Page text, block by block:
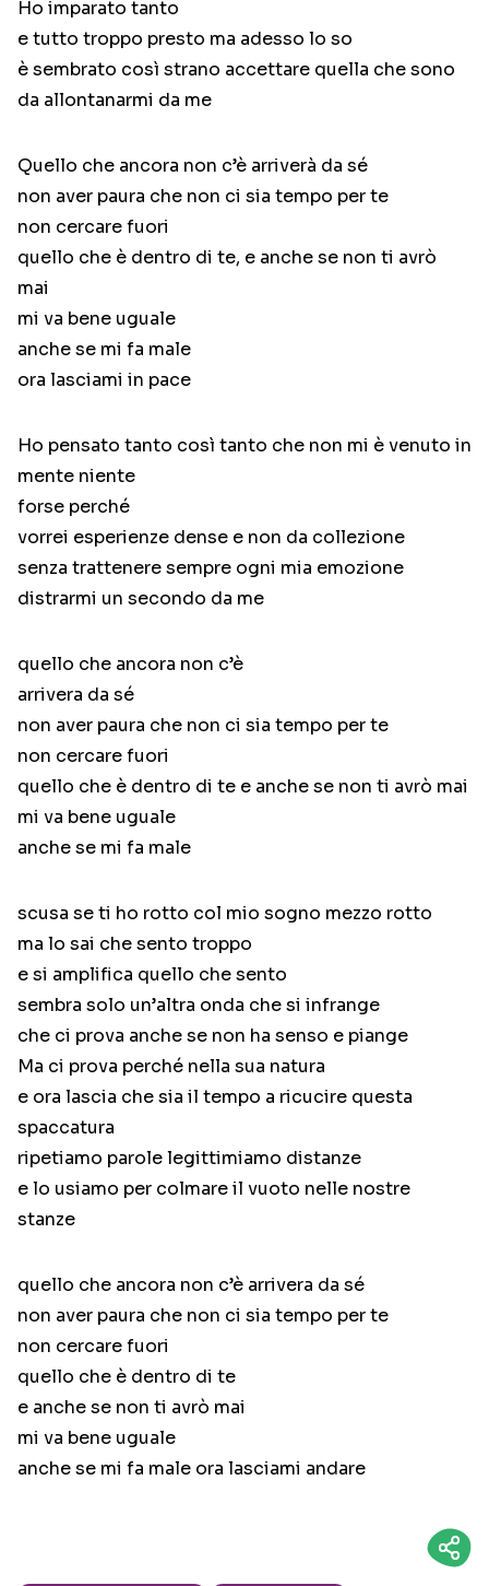
Ho imparato tanto
e tutto troppo presto ma adesso lo so
è sembrato così strano accettare quella che sono
da allontanarmi da me
Quello che ancora non c’è arriverà da sé
non aver paura che non ci sia tempo per te
non cercare fuori
quello che è dentro di te, e anche se non ti avrò
mai
mi va bene uguale
anche se mi fa male
ora lasciami in pace
Ho pensato tanto così tanto che non mi è venuto in
mente niente
forse perché
vorrei esperienze dense e non da collezione
senza trattenere sempre ogni mia emozione
distrarmi un secondo da me
quello che ancora non c’è
arrivera da sé
non aver paura che non ci sia tempo per te
non cercare fuori
quello che è dentro di te e anche se non ti avrò mai
mi va bene uguale
anche se mi fa male
scusa se ti ho rotto col mio sogno mezzo rotto
ma lo sai che sento troppo
e si amplifica quello che sento
sembra solo un’altra onda che si infrange
che ci prova anche se non ha senso e piange
Ma ci prova perché nella sua natura
e ora lascia che sia il tempo a ricucire questa
spaccatura
ripetiamo parole legittimiamo distanze
e lo usiamo per colmare il vuoto nelle nostre
stanze
quello che ancora non c’è arrivera da sé
non aver paura che non ci sia tempo per te
non cercare fuori
quello che è dentro di te
e anche se non ti avrò mai
mi va bene uguale
anche se mi fa male ora lasciami andare